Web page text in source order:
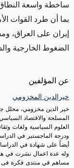
عن المؤلفين
خيرالدين المخزومي
خير الدين مخزومي، محلل
المسلحة والاقتصاد
العلوم السياسية ولغات
ودرجة الماجستير في
وله عدة اعمال نشرت في
مساهم في منتدى فكرة فى
ساخطة واسعة
بما أن طرد القوات
إيران على العراق،
الضغوط الخارجية